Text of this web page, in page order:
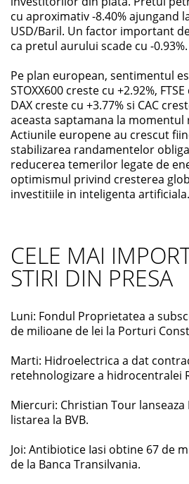
cu aproximativ -8.40% ajungand
USD/Baril. Un factor important
ca pretul aurului scade cu -0.93%.
Pe plan european, sentimentul
STOXX600 creste cu +2.92%,
DAX creste cu +3.77% si CAC
aceasta saptamana la momentul
Actiunile europene au crescut
stabilizarea randamentelor
reducerea temerilor legate de
optimismul privind cresterea
investitiile in inteligenta artificiala.
CELE MAI
STIRI DIN PRESA
Luni: Fondul Proprietatea a
de milioane de lei la Porturi
Marti: Hidroelectrica a dat
retehnologizare a hidrocentralei
Miercuri: Christian Tour lanseaza
listarea la BVB.
Joi: Antibiotice Iasi obtine 67 de
de la Banca Transilvania.